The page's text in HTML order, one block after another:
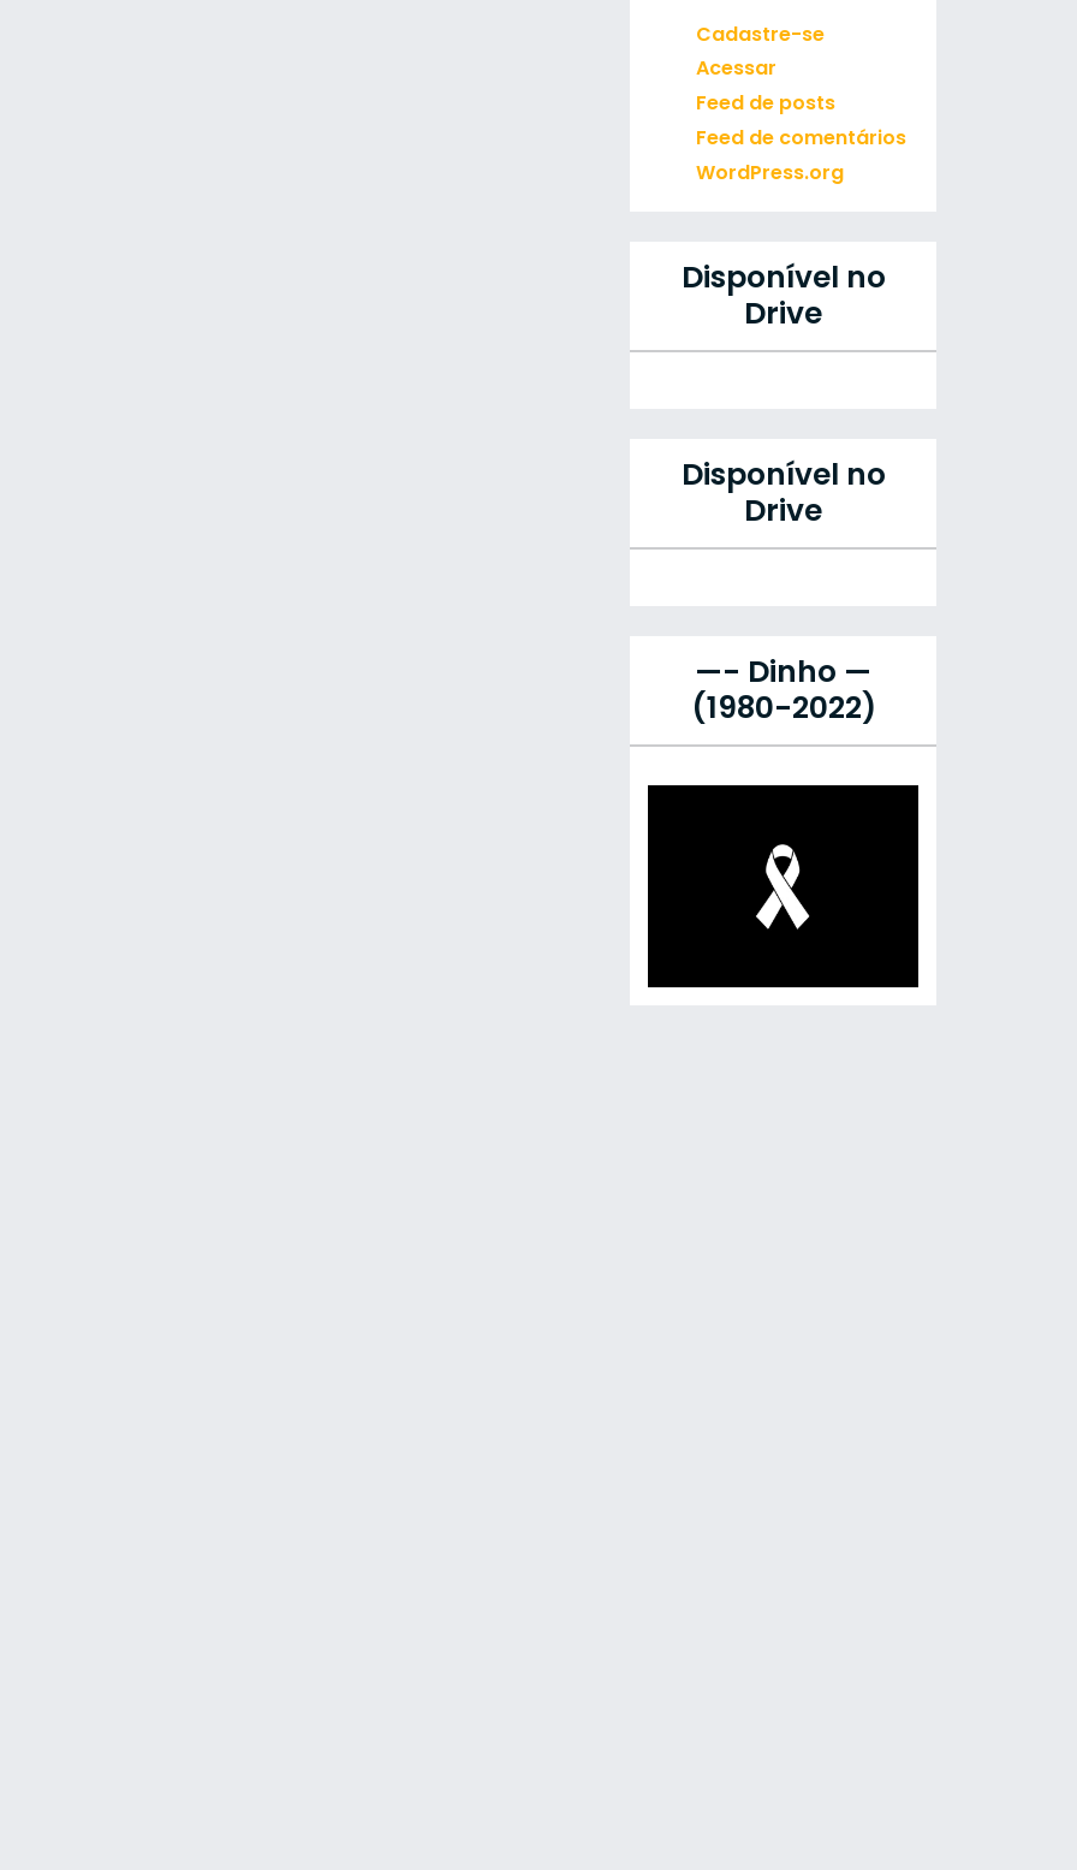
Cadastre-se
Acessar
Feed de posts
Feed de comentários
WordPress.org
Disponível no
Drive
Disponível no
Drive
—- Dinho —
(1980-2022)